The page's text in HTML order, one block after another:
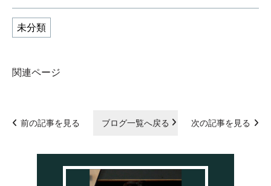
未分類
関連ページ
前の記事を見る ブログ一覧へ戻る 次の記事を見る